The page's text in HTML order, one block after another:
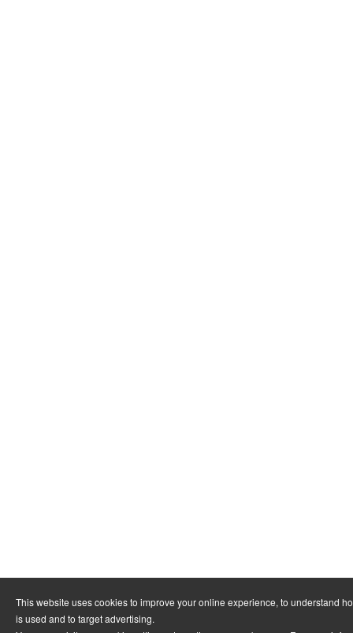
This website uses cookies to improve your online experience, to understand
is used and to target advertising.